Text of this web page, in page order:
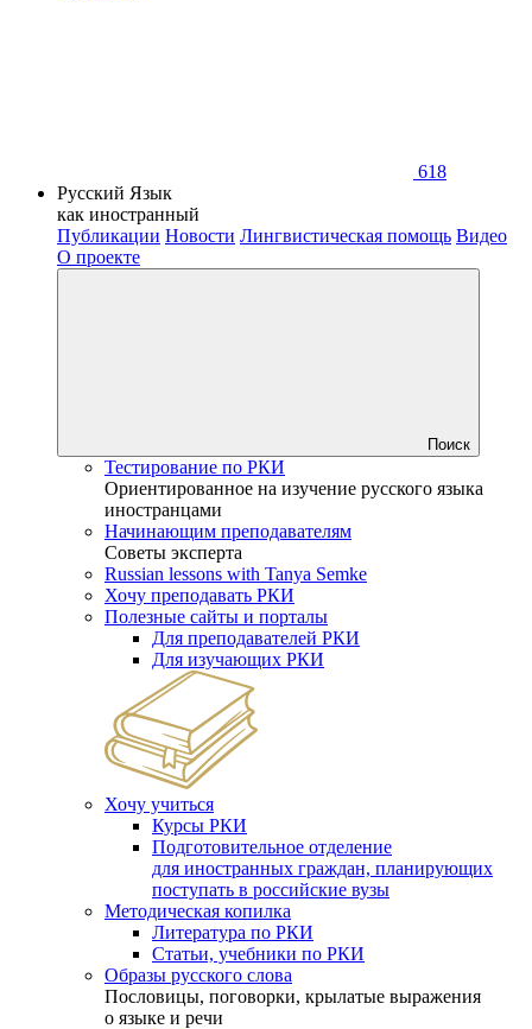
618
Русский Язык
как иностранный
Публикации Новости Лингвистическая помощь Видео
О проекте
Поиск
Тестирование по РКИ
Ориентированное на изучение русского языка
иностранцами
Начинающим преподавателям
Советы эксперта
Russian lessons with Tanya Semke
Хочу преподавать РКИ
Полезные сайты и порталы
Для преподавателей РКИ
Для изучающих РКИ
Хочу учиться
Курсы РКИ
Подготовительное отделение
для иностранных граждан, планирующих
поступать в российские вузы
Методическая копилка
Литература по РКИ
Статьи, учебники по РКИ
Образы русского слова
Пословицы, поговорки, крылатые выражения
о языке и речи